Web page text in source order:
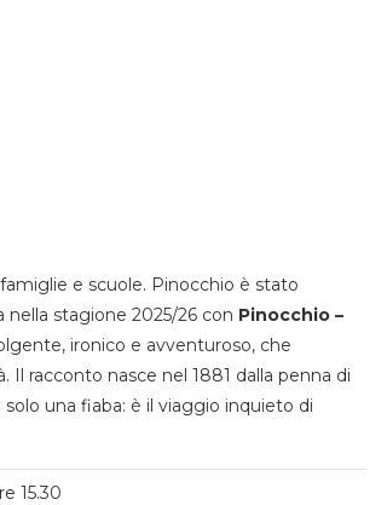
e scuole. Pinocchio è stato
stagione 2025/26 con Pinocchio –
ironico e avventuroso, che
racconto nasce nel 1881 dalla penna di
una fiaba: è il viaggio inquieto di
15.30